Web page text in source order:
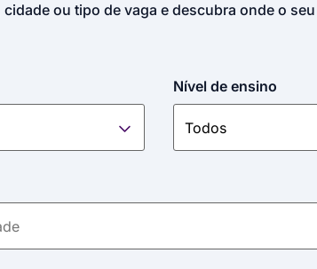
ou tipo de vaga e descubra onde o
Nível de ensino